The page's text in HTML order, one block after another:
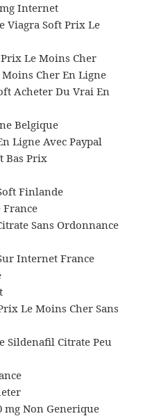
Internet
Viagra Soft Prix Le
Le Moins Cher
Cher En Ligne
Acheter Du Vrai En
Belgique
Ligne Avec Paypal
Bas Prix
Finlande
France
Sans Ordonnance
Internet France
Le Moins Cher Sans
Sildenafil Citrate Peu
mg Non Generique